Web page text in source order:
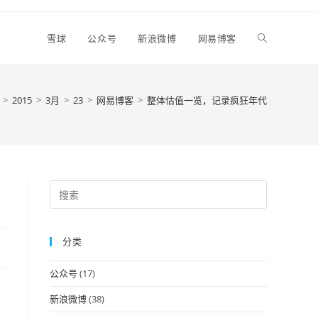
雪球 公众号 新浪微博 网易博客 Toggle
> 2015 > 3月 > 23 > 网易博客 > 整体估值一览，记录疯狂年代
Escape
分类
公众号 (17)
新浪微博(38)